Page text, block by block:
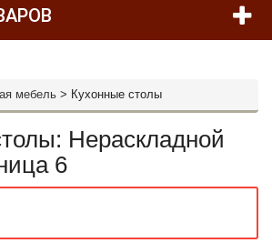
мебель > Кухонные столы
Нераскладной
6